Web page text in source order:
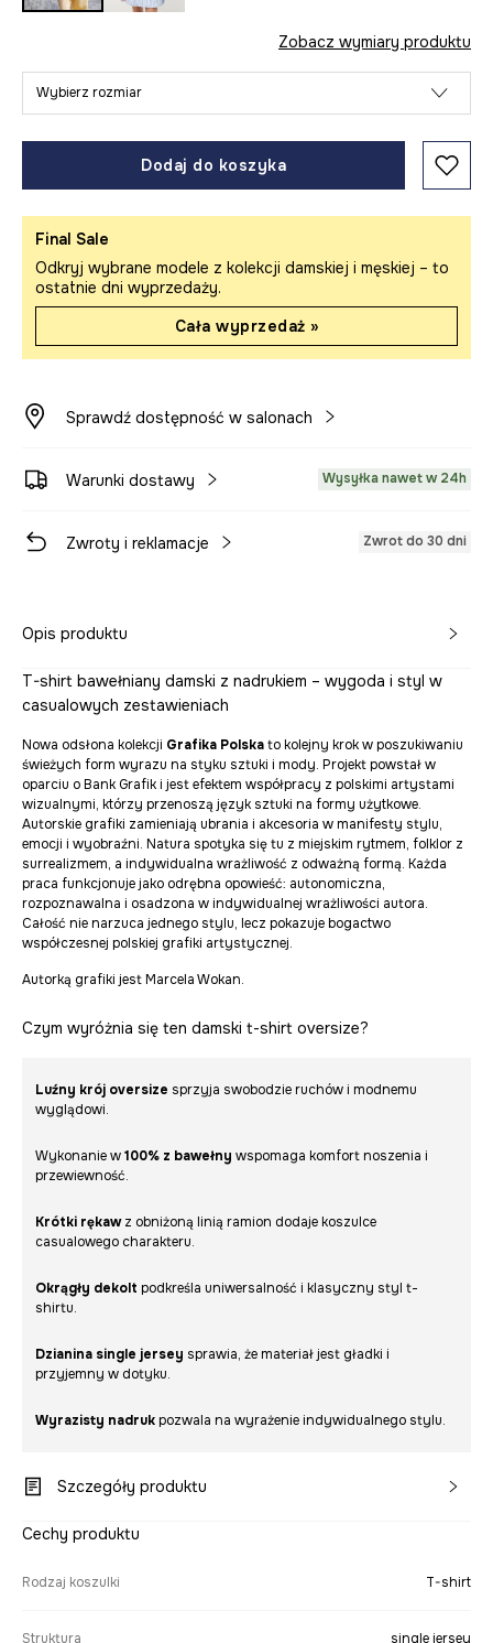
Zobacz wymiary produktu
Wybierz rozmiar
Dodaj do koszyka
Final Sale
Odkryj wybrane modele z kolekcji damskiej i męskiej – to
ostatnie dni wyprzedaży.
Cała wyprzedaż »
Sprawdź dostępność w salonach
Warunki dostawy Wysyłka nawet w 24h
Zwroty i reklamacje Zwrot do 30 dni
Opis produktu
T-shirt bawełniany damski z nadrukiem – wygoda i styl w
casualowych zestawieniach
Nowa odsłona kolekcji Grafika Polskato kolejny krok w poszukiwaniu
świeżych form wyrazu na styku sztuki i mody. Projekt powstał w
oparciu o Bank Grafik i jest efektem współpracy z polskimi artystami
wizualnymi, którzy przenoszą język sztuki na formy użytkowe.
Autorskie grafiki zamieniają ubrania i akcesoria w manifesty stylu,
emocji i wyobraźni. Natura spotyka się tu z miejskim rytmem, folklor z
surrealizmem, a indywidualna wrażliwość z odważną formą. Każda
praca funkcjonuje jako odrębna opowieść: autonomiczna,
rozpoznawalna i osadzona w indywidualnej wrażliwości autora.
Całość nie narzuca jednego stylu, lecz pokazuje bogactwo
współczesnej polskiej grafiki artystycznej.
Autorką grafiki jest Marcela Wokan.
Czym wyróżnia się ten damski t-shirt oversize?
Luźny krój oversize sprzyja swobodzie ruchów i modnemu
wyglądowi.
Wykonanie w100% z bawełny wspomaga komfort noszenia i
przewiewność.
Krótki rękawz obniżoną linią ramion dodaje koszulce
casualowego charakteru.
Okrągły dekolt podkreśla uniwersalność i klasyczny styl t-
shirtu.
Dzianina single jersey sprawia, że materiał jest gładki i
przyjemny w dotyku.
Wyrazisty nadruk pozwala na wyrażenie indywidualnego stylu.
Szczegóły produktu
Cechy produktu
Rodzaj koszulki T-shirt
Struktura single jersey